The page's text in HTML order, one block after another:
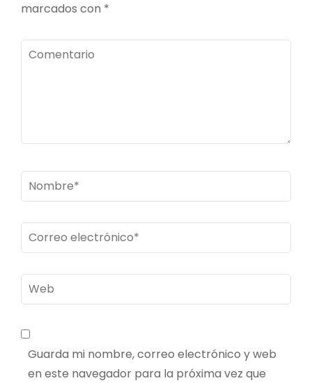
marcados con *
Comentario
Nombre*
Correo
electrónico*
Web
Guarda mi nombre, correo electrónico y web
en este navegador para la próxima vez que